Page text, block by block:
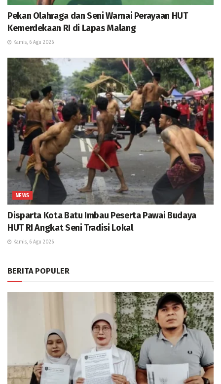
Pekan Olahraga dan Seni Warnai Perayaan HUT
Kemerdekaan RI di Lapas Malang
Kamis, 6 Agu 2026
NEWS
Disparta Kota Batu Imbau Peserta Pawai Budaya
HUT RI Angkat Seni Tradisi Lokal
Kamis, 6 Agu 2026
BERITA POPULER